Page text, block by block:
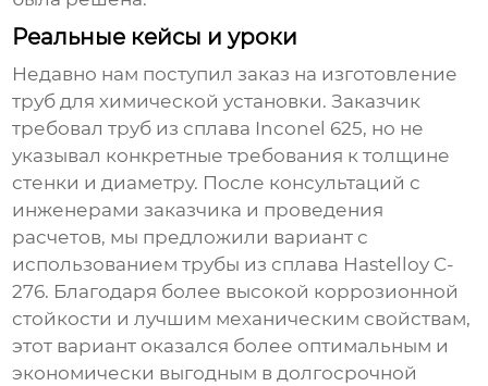
Реальные кейсы и уроки
Недавно нам поступил заказ на изготовление
труб для химической установки. Заказчик
требовал труб из сплава Inconel 625, но не
указывал конкретные требования к толщине
стенки и диаметру. После консультаций с
инженерами заказчика и проведения
расчетов, мы предложили вариант с
использованием трубы из сплава Hastelloy C-
276. Благодаря более высокой коррозионной
стойкости и лучшим механическим свойствам,
этот вариант оказался более оптимальным и
экономически выгодным в долгосрочной